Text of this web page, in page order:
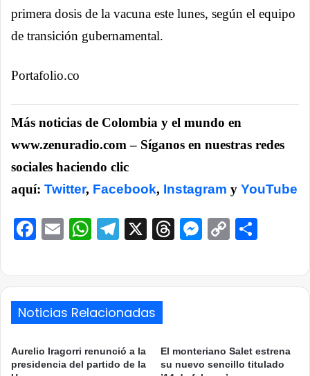
primera dosis de la vacuna este lunes, según el equipo
de transición gubernamental.
Portafolio.co
Más noticias de Colombia y el mundo en
www.zenuradio.com – Síganos en nuestras redes
sociales haciendo clic
aquí: Twitter, Facebook, Instagram y YouTube
Facebook
EmailWhatsApp
Telegram
X ThreadsCopy
Noticias Relacionadas
Aurelio Iragorri renunció a la
presidencia del partido de la
El monteriano Salet estrena
su nuevo sencillo titulado